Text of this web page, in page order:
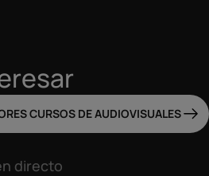
CURSOS DE AUDIOVISUALES
directo